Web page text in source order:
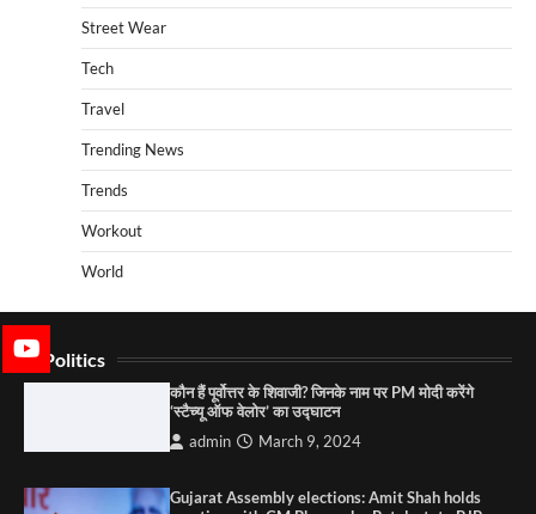
Street Wear
Tech
Travel
Trending News
Trends
Workout
World
Politics
कौन हैं पूर्वोत्तर के शिवाजी? जिनके नाम पर PM मोदी करेंगे
‘स्टैच्यू ऑफ वेलोर’ का उद्घाटन
admin March 9, 2024
Gujarat Assembly elections: Amit Shah holds